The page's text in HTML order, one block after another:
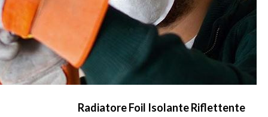
Radiatore Foil Isolante Riflettente